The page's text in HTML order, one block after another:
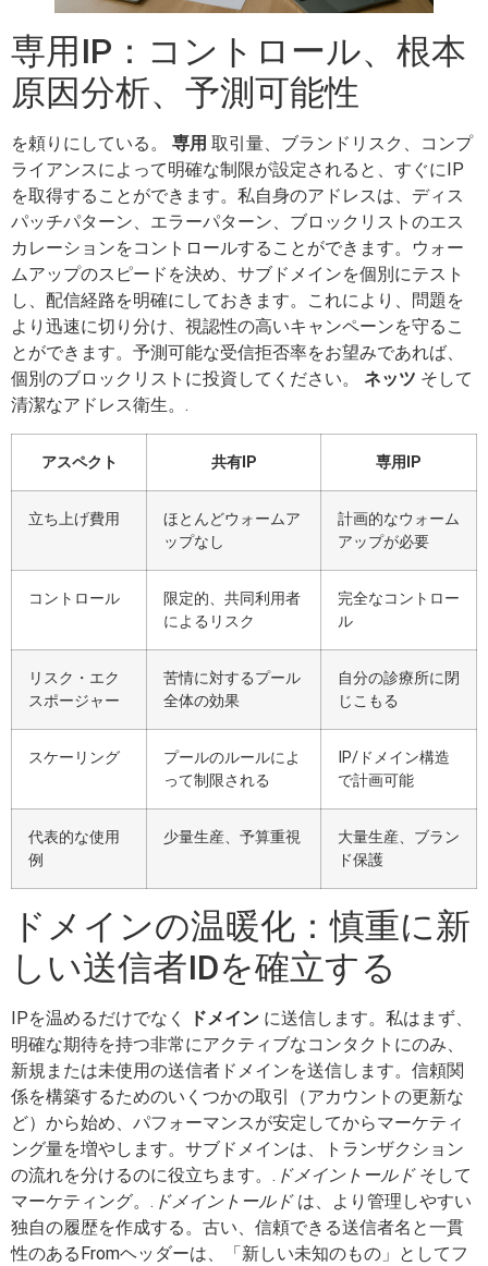
専用IP：コントロール、根本
原因分析、予測可能性
を頼りにしている。 専用 取引量、ブランドリスク、コンプ
ライアンスによって明確な制限が設定されると、すぐにIP
を取得することができます。私自身のアドレスは、ディス
パッチパターン、エラーパターン、ブロックリストのエス
カレーションをコントロールすることができます。ウォー
ムアップのスピードを決め、サブドメインを個別にテスト
し、配信経路を明確にしておきます。これにより、問題を
より迅速に切り分け、視認性の高いキャンペーンを守るこ
とができます。予測可能な受信拒否率をお望みであれば、
個別のブロックリストに投資してください。 ネッツ そして
清潔なアドレス衛生。.
アスペクト 共有IP 専用IP
立ち上げ費用
ほとんどウォームア
ップなし
計画的なウォーム
アップが必要
コントロール
限定的、共同利用者
によるリスク
完全なコントロー
ル
リスク・エク
スポージャー
苦情に対するプール
全体の効果
自分の診療所に閉
じこもる
スケーリング
プールのルールによ
って制限される
IP/ドメイン構造
で計画可能
代表的な使用
例
少量生産、予算重視
大量生産、ブラン
ド保護
ドメインの温暖化：慎重に新
しい送信者IDを確立する
IPを温めるだけでなく ドメイン に送信します。私はまず、
明確な期待を持つ非常にアクティブなコンタクトにのみ、
新規または未使用の送信者ドメインを送信します。信頼関
係を構築するためのいくつかの取引（アカウントの更新な
ど）から始め、パフォーマンスが安定してからマーケティ
ング量を増やします。サブドメインは、トランザクション
の流れを分けるのに役立ちます。. ドメイントールドそして
マーケティング。. ドメイントールドは、より管理しやすい
独自の履歴を作成する。古い、信頼できる送信者名と一貫
性のあるFromヘッダーは、「新しい未知のもの」としてフ